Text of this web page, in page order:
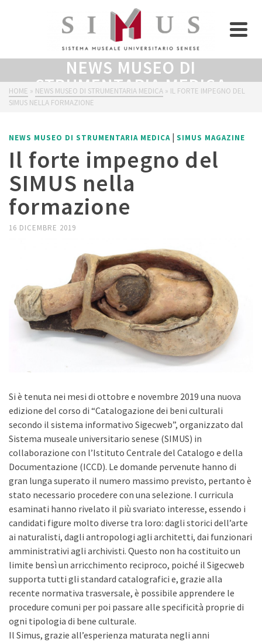
NEWS MUSEO DI
STRUMENTARIA MEDICA
HOME » NEWS MUSEO DI STRUMENTARIA MEDICA » IL FORTE IMPEGNO DEL
SIMUS NELLA FORMAZIONE
NEWS MUSEO DI STRUMENTARIA MEDICA | SIMUS MAGAZINE
Il forte impegno del
SIMUS nella
formazione
16 DICEMBRE 2019
Si è tenuta nei mesi di ottobre e novembre 2019 una nuova
edizione del corso di “Catalogazione dei beni culturali
secondo il sistema informativo Sigecweb”, organizzato dal
Sistema museale universitario senese (SIMUS) in
collaborazione con l’Istituto Centrale del Catalogo e della
Documentazione (ICCD). Le domande pervenute hanno di
gran lunga superato il numero massimo previsto, pertanto è
stato necessario procedere con una selezione. I curricula
esaminati hanno rivelato il più svariato interesse, essendo i
candidati figure molto diverse tra loro: dagli storici dell’arte
ai naturalisti, dagli antropologi agli architetti, dai funzionari
amministrativi agli archivisti. Questo non ha costituito un
limite bensì un arricchimento reciproco, poiché il Sigecweb
supporta tutti gli standard catalografici e, grazie alla
recente normativa trasversale, è possibile apprendere le
procedure comuni per poi passare alle specificità proprie di
ogni tipologia di bene culturale.
Il Simus, grazie all’esperienza maturata negli anni